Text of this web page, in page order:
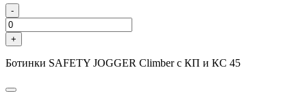
-
+
Ботинки SAFETY JOGGER Climber с КП и КС 45